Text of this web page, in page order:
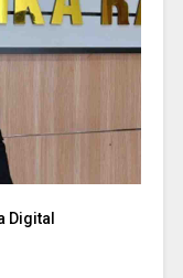
Digital